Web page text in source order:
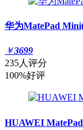
华为MatePad
￥3699
235人评分
100%好评
HUAWEI